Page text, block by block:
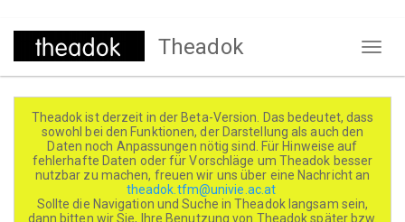
Direkt
Theadok
Theadok ist derzeit in der Beta-Version. Das bedeutet, dass
sowohl bei den Funktionen, der Darstellung als auch den
Daten noch Anpassungen nötig sind. Für Hinweise auf
fehlerhafte Daten oder für Vorschläge um Theadok besser
nutzbar zu machen, freuen wir uns über eine Nachricht an
theadok.tfm@univie.ac.at
Sollte die Navigation und Suche in Theadok langsam sein,
dann bitten wir Sie, Ihre Benutzung von Theadok später bzw.